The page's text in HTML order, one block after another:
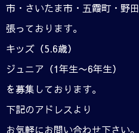
市・さいたま市・五霞町・野
張っております。
キッズ（5.6歳）
ジュニア（1年生〜6年生）
を募集しております。
下記のアドレスより
お気軽にお問い合わせ下さい。